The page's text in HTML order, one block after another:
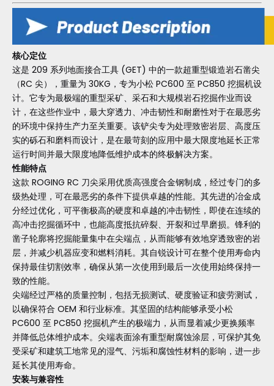
核心定位
这是 209 系列地面接合工具 (GET) 中的一款超重型锻造岩石凿尖
（RC 尖），重量为 30KG，专为小松 PC600 至 PC850 挖掘机设
计。它专为最极端的重型采矿、采石和大规模岩石挖掘作业而设
计，在这些作业中，最大穿透力、冲击韧性和耐磨性对于在最恶劣
的环境中保持生产力至关重要。该铲尖专为处理致密岩层、高度压
实的砾石和磨料而设计，是在最苛刻的应用中最大限度地延长正常
运行时间并最大限度地降低维护成本的终极解决方案。
性能特点
这款 ROGING RC 刀尖采用优质高强度合金钢制成，经过专门的多
级热处理，可在最恶劣的条件下提供卓越的性能。其先进的冶金成
分经过优化，可平衡极高的硬度和卓越的冲击韧性，即使在连续的
高冲击挖掘循环中，也能高度抵抗碎裂、开裂和过早磨损。锋利的
凿子轮廓将挖掘能量集中在尖端点，从而能够有效地穿透致密的岩
层，并减少机器应变和燃料消耗。其自锐设计可在整个使用寿命内
保持最佳切割效率，确保从第一次使用到最后一次使用始终保持一
致的性能。
尖端经过严格的质量控制，包括无损测试、硬度验证和疲劳测试，
以确保符合 OEM 和行业标准。其坚固的结构能够承受小松
PC600 至 PC850 挖掘机产生的极端力，从而显着减少更换频率
并降低总体维护成本。尖端表面涂有重型耐腐蚀涂层，可保护其免
受采矿和建筑工地常见的湿气、污垢和腐蚀性材料的影响，进一步
延长其使用寿命。
安装与兼容性